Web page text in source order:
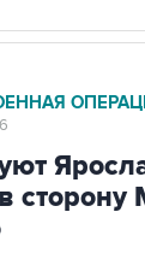
сторону